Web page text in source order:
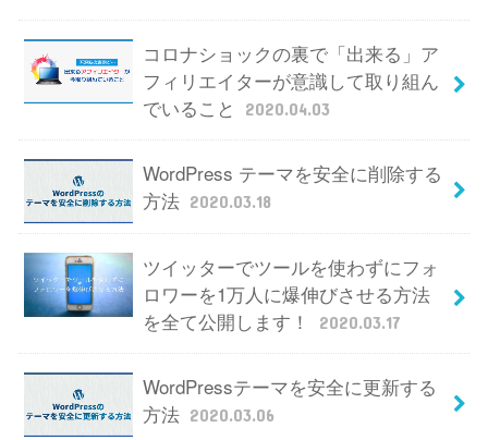
コロナショックの裏で「出来る」ア
フィリエイターが意識して取り組ん
でいること
2020.04.03
WordPress テーマを安全に削除する
方法 2020.03.18
ツイッターでツールを使わずにフォ
ロワーを1万人に爆伸びさせる方法
を全て公開します！
2020.03.17
WordPressテーマを安全に更新する
方法 2020.03.06